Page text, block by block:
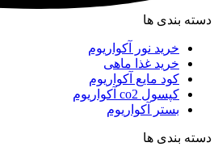
دسته بندی ها
خرید نور آکواریوم
خرید غذا ماهی
کود مایع آکواریوم
کپسول co2 آکواریوم
بستر آکواریوم
دسته بندی ها